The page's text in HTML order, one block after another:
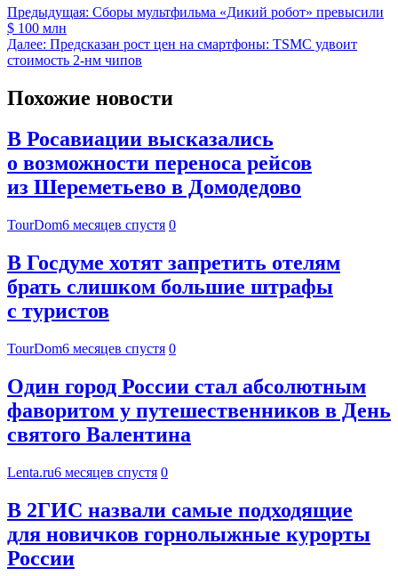
Предыдущая: Сборы мультфильма «Дикий робот» превысили
$ 100 млн
Далее: Предсказан рост цен на смартфоны: TSMC удвоит
стоимость 2-нм чипов
Похожие новости
В Росавиации высказались
о возможности переноса рейсов
из Шереметьево в Домодедово
TourDom6 месяцев спустя 0
В Госдуме хотят запретить отелям
брать слишком большие штрафы
с туристов
TourDom6 месяцев спустя 0
Один город России стал абсолютным
фаворитом у путешественников в День
святого Валентина
Lenta.ru6 месяцев спустя 0
В 2ГИС назвали самые подходящие
для новичков горнолыжные курорты
России